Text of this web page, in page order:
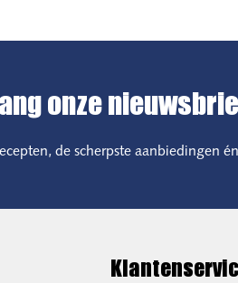
onze
de scherpste aanbiedingen